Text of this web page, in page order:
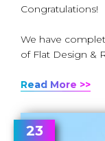
Congratulations!
We have
of Flat Design &
Read More >>
23